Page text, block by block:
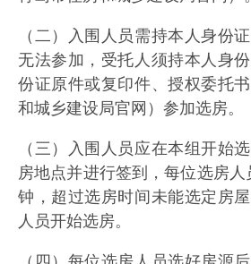
（二）入围人员需持本人身份
无法参加，受托人须持本人身
份证原件或复印件、授权委托
和城乡建设局官网）参加选房。
（三）入围人员应在本组开始
房地点并进行签到，每位选房
钟，超过选房时间未能选定房
人员开始选房。